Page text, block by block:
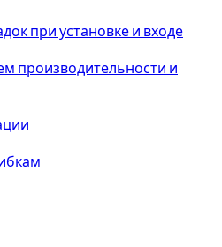
при установке и входе
производительности и